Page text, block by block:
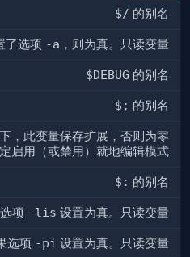
$/ 的别名
了选项 -a ，则为真。只读变量
$DEBUG 的别名
$; 的别名
，此变量保存扩展，否则为零
启用（或禁用）就地编辑模式
$: 的别名
项 -lis 设置为真。只读变量
选项 -pi 设置为真。只读变量